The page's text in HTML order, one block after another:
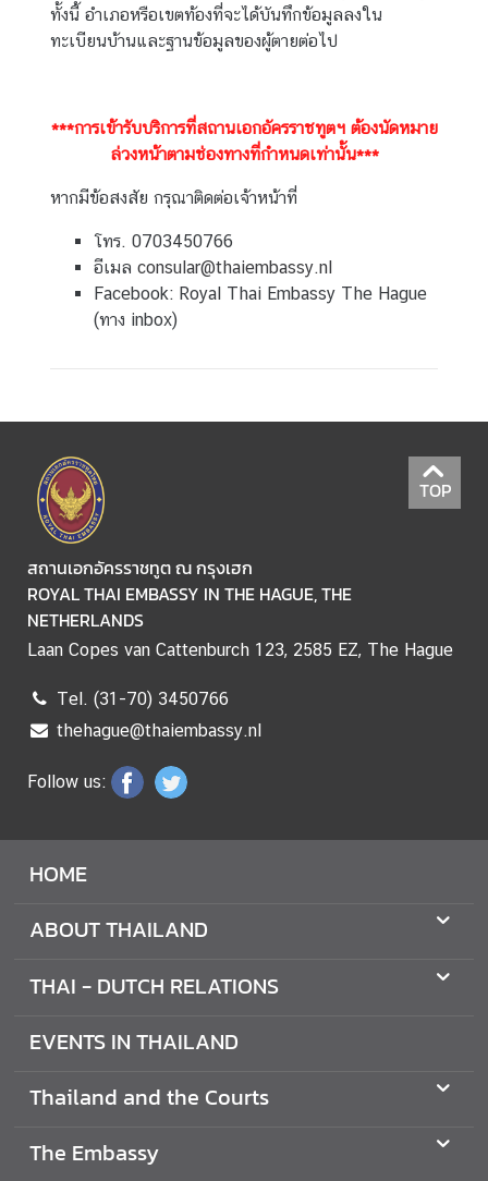
V
S
R
I
N
F
O
F
O
R
T
A
V
L
E
S
E
A
I
A
I
ทั้งนี้ อำเภอหรือเขตท้องที่จะได้บันทึกข้อมูลลงใน
ทะเบียนบ้านและฐานข้อมูลของผู้ตายต่อไป
***การเข้ารับบริการที่สถานเอกอัครราชทูตฯ ต้องนัดหมาย
ล่วงหน้าตามช่องทางที่กำหนดเท่านั้น***
หากมีข้อสงสัย กรุณาติดต่อเจ้าหน้าที่
โทร. 0703450766
อีเมล consular@thaiembassy.nl
Facebook: Royal Thai Embassy The Hague
(ทาง inbox)
TOP
สถานเอกอัครราชทูต ณ กรุงเฮก
ROYAL THAI EMBASSY IN THE HAGUE, THE
NETHERLANDS
Laan Copes van Cattenburch 123, 2585 EZ, The Hague
Tel. (31-70) 3450766
thehague@thaiembassy.nl
Follow us:
HOME
ABOUT THAILAND
THAI - DUTCH RELATIONS
EVENTS IN THAILAND
Thailand and the Courts
The Embassy